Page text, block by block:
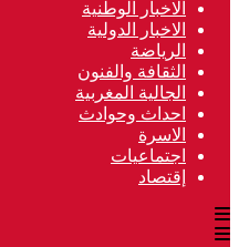
الاخبار الوطنية
الاخبار الدولية
الرياضة
الثقافة والفنون
الجالية المغربية
احداث وحوادث
الاسرة
اجتماعيات
إقتصاد